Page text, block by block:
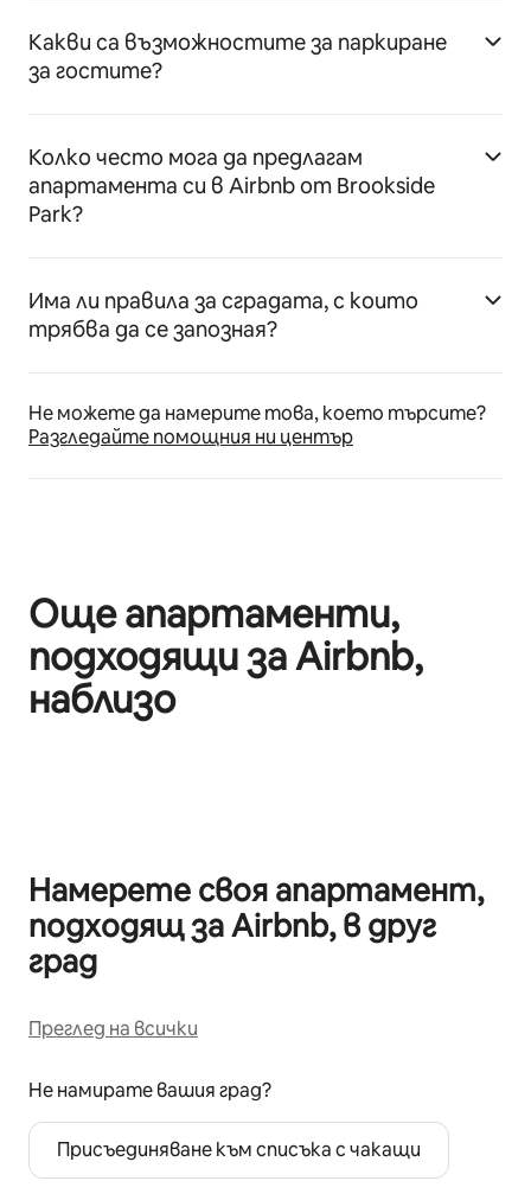
Какви са възможностите за паркиране
за гостите?
Колко често мога да предлагам
апартамента си в Airbnb от Brookside
Park?
Има ли правила за сградата, с които
трябва да се запозная?
Не можете да намерите това, което търсите?
Разгледайте помощния ни център
Още апартаменти,
подходящи за Airbnb,
наблизо
Намерете своя апартамент,
подходящ за Airbnb, в друг
град
Преглед на всички
Не намирате вашия град?
Присъединяване към списъка с чакащи